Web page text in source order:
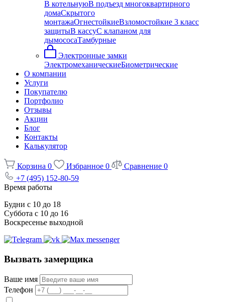
В котельнуюВ подъезд многоквартирного
домаСкрытого
монтажаОгнестойкиеВзломостойкие 3 класс
защитыВ кассуС клапаном для
дымососаТамбурные
Электронные замки
ЭлектромеханическиеБиометрические
О компании
Услуги
Покупателю
Портфолио
Отзывы
Акции
Блог
Контакты
Калькулятор
Корзина 0 Избранное 0 Сравнение 0
+7 (495) 152-80-59
Время работы
Будни с 10 до 18
Суббота с 10 до 16
Воскресенье выходной
Вызвать замерщика
Ваше имя
Телефон